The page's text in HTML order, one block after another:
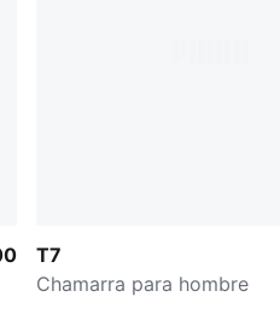
T7
Chamarra para hombre